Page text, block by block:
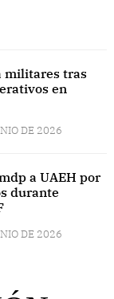
militares tras
en
DE 2026
a UAEH por
durante
DE 2026